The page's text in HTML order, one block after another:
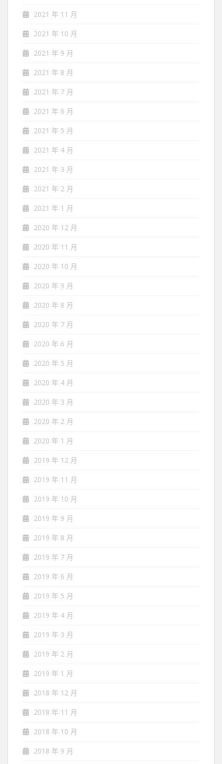
2021 年 11 月
2021 年 10 月
2021 年 9 月
2021 年 8 月
2021 年 7 月
2021 年 6 月
2021 年 5 月
2021 年 4 月
2021 年 3 月
2021 年 2 月
2021 年 1 月
2020 年 12 月
2020 年 11 月
2020 年 10 月
2020 年 9 月
2020 年 8 月
2020 年 7 月
2020 年 6 月
2020 年 5 月
2020 年 4 月
2020 年 3 月
2020 年 2 月
2020 年 1 月
2019 年 12 月
2019 年 11 月
2019 年 10 月
2019 年 9 月
2019 年 8 月
2019 年 7 月
2019 年 6 月
2019 年 5 月
2019 年 4 月
2019 年 3 月
2019 年 2 月
2019 年 1 月
2018 年 12 月
2018 年 11 月
2018 年 10 月
2018 年 9 月